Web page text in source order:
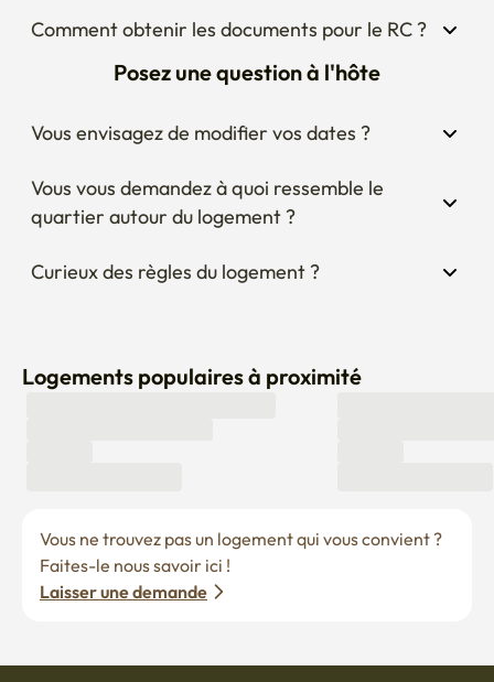
Comment obtenir les documents pour le RC ?
Posez une question à l'hôte
Vous envisagez de modifier vos dates ?
Vous vous demandez à quoi ressemble le
quartier autour du logement ?
Curieux des règles du logement ?
Logements populaires à proximité
Vous ne trouvez pas un logement qui vous convient ?
Faites-le nous savoir ici !
Laisser une demande